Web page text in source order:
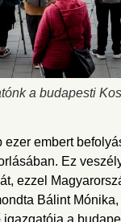
a budapesti
ezer embert
Ez
ezzel
Bálint